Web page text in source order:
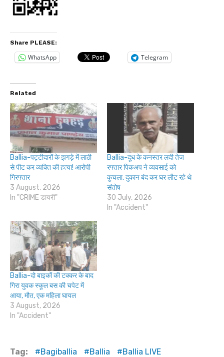
Share PLEASE:
WhatsApp Telegram
Related
Ballia-पट्टीदारों के झगड़े में लाठी
से पीट कर व्यक्ति की हत्या! आरोपी
गिरफ्तार
3 August, 2026
In "CRIME डायरी"
Ballia-दूध के कनस्तर लदी तेज
रफ्तार पिकअप ने व्यवसाई को
कुचला, दुकान बंद कर घर लौट रहे थे
संतोष
30 July, 2026
In "Accident"
Ballia-दो बाइकों की टक्कर के बाद
गिरा युवक स्कूल बस की चपेट में
आया, मौत, एक महिला घायल
3 August, 2026
In "Accident"
Tag: Bagiballia Ballia
Ballia LIVE